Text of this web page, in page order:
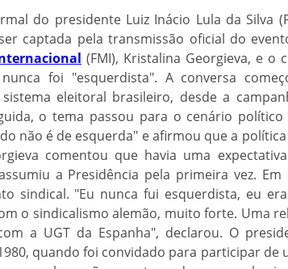
do presidente Luiz Inácio Lula da Silva
captada pela transmissão oficial do
(FMI), Kristalina Georgieva, e o
foi "esquerdista". A conversa
eleitoral brasileiro, desde a
o tema passou para o cenário
não é de esquerda" e afirmou que a
comentou que havia uma
a Presidência pela primeira vez.
sindical. "Eu nunca fui esquerdista, eu
o sindicalismo alemão, muito forte. Uma
a UGT da Espanha", declarou. O
quando foi convidado para participar de